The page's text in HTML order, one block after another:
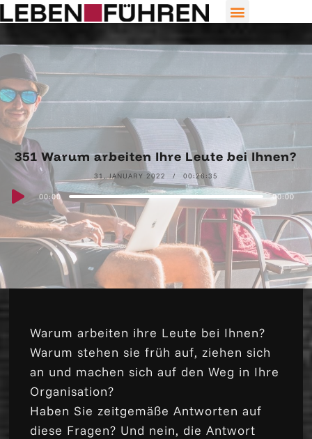
351 Warum arbeiten Ihre Leute bei Ihnen?
31. JANUARY 2022 00:26:35
Audio
Player
00:00 00:00
Warum arbeiten ihre Leute bei Ihnen?
Warum stehen sie früh auf, ziehen sich
an und machen sich auf den Weg in Ihre
Organisation?
Haben Sie zeitgemäße Antworten auf
diese Fragen? Und nein, die Antwort